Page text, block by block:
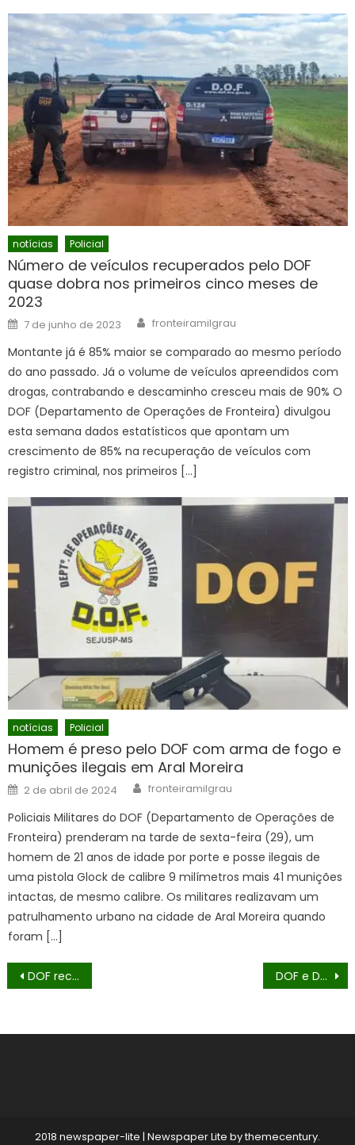
notícias Policial
Número de veículos recuperados pelo DOF
quase dobra nos primeiros cinco meses de
2023
Posted
on
7 de junho de 2023 Author
fronteiramilgrau
Montante já é 85% maior se comparado ao mesmo período
do ano passado. Já o volume de veículos apreendidos com
drogas, contrabando e descaminho cresceu mais de 90% O
DOF (Departamento de Operações de Fronteira) divulgou
esta semana dados estatísticos que apontam um
crescimento de 85% na recuperação de veículos com
registro criminal, nos primeiros […]
notícias Policial
Homem é preso pelo DOF com arma de fogo e
munições ilegais em Aral Moreira
Posted
on
2 de abril de 2024 Author
fronteiramilgrau
Policiais Militares do DOF (Departamento de Operações de
Fronteira) prenderam na tarde de sexta-feira (29), um
homem de 21 anos de idade por porte e posse ilegais de
uma pistola Glock de calibre 9 milímetros mais 41 munições
intactas, de mesmo calibre. Os militares realizavam um
patrulhamento urbano na cidade de Aral Moreira quando
foram […]
Navegação
Post
DOF recupera veículo furtado sendo transportado em reboque DOF e Defron desarticulam acampamento clandestino do tráfico e apreendem 4 toneladas de drogas e armas em Dourados
2018 newspaper-lite | Newspaper Lite bythemecentury.